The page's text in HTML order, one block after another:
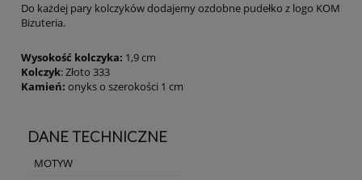
Do każdej pary kolczyków dodajemy ozdobne pudełko z logo KOM
Bizuteria.
Wysokość kolczyka: 1,9 cm
Kolczyk: Złoto 333
Kamień: onyks o szerokości 1 cm
DANE TECHNICZNE
MOTYW